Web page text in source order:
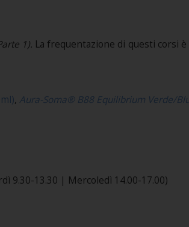
1). La frequentazione di questi corsi
, Aura-Soma® B88 Equilibrium Verde/
9.30-13.30 | Mercoledì 14.00-17.00)